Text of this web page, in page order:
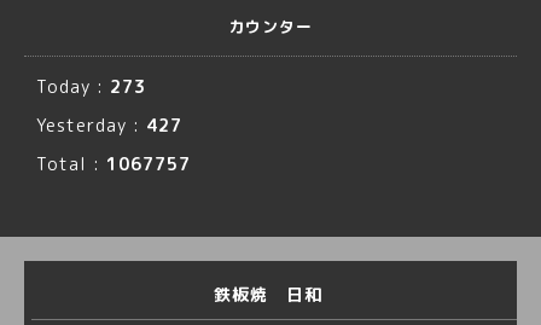
カウンター
Today : 273
Yesterday : 427
Total : 1067757
鉄板焼 日和